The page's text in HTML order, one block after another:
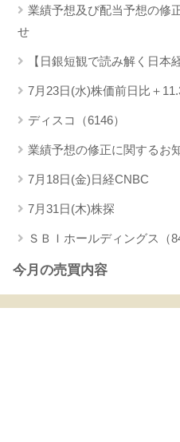
業績予想及び配当予想の修
せ
【日銀短観で読み解く日本
7月23日(水)株価前日比＋
ディスコ（6146）
業績予想の修正に関するお
7月18日(金)日経CNBC
7月31日(木)株探
ＳＢＩホールディングス（
今月の売買内容